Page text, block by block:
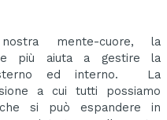
mente-cuore, la
più aiuta a gestire la
ed interno. La
a cui tutti possiamo
si può espandere in